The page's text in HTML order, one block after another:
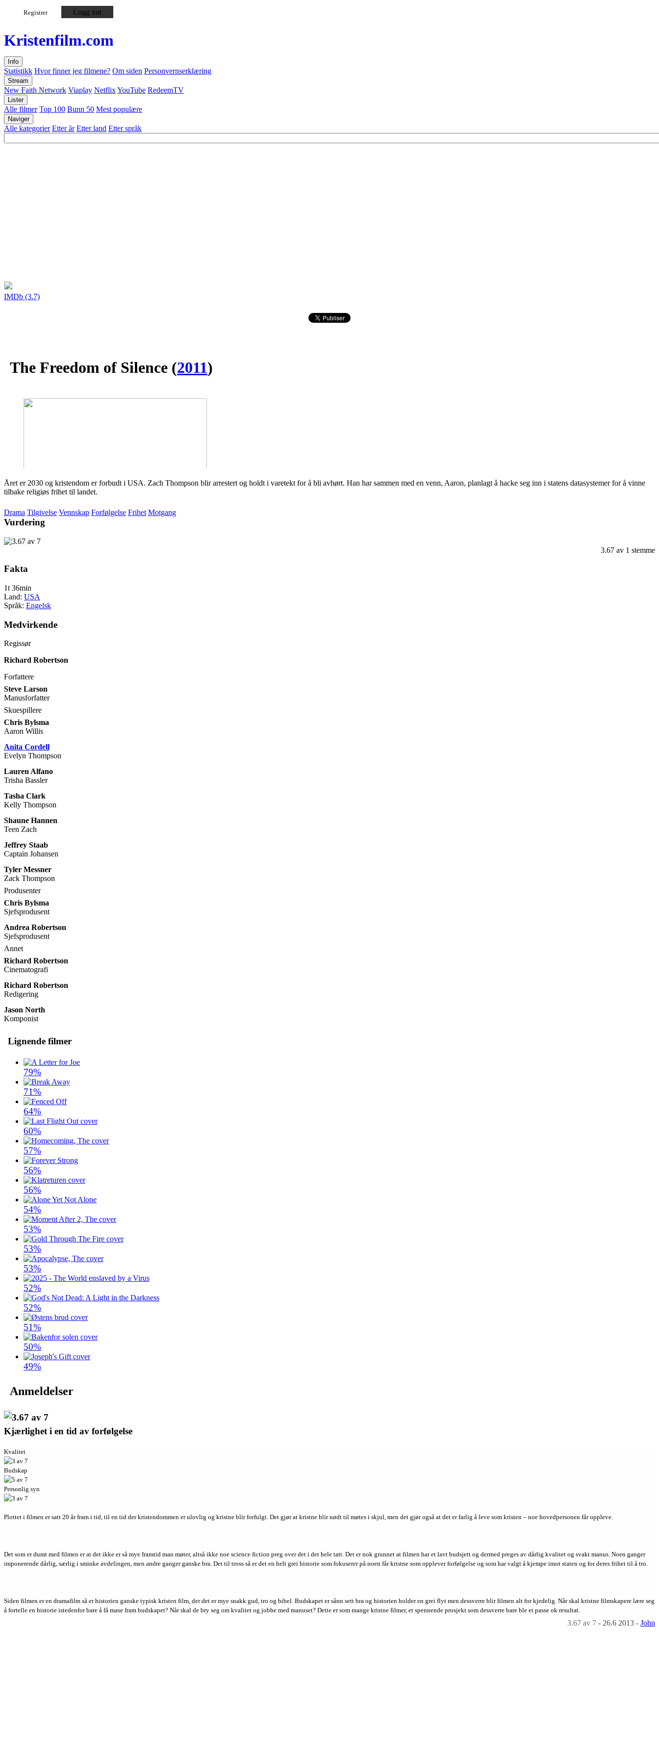
Registrer Logg inn
Kristenfilm.com
Info
Statistikk Hvor finner jeg filmene? Om siden Personvernserklæring
Stream
New Faith Network Viaplay NetflixYouTube RedeemTV
Lister
Alle filmer Top 100 Bunn 50 Mest populære
Naviger
Alle kategorier Etter år Etter land Etter språk
IMDb (3.7)
The Freedom of Silence (2011)
Året er 2030 og kristendom er forbudt i USA. Zach Thompson blir arrestert og holdt i varetekt for å bli avhørt. Han har sammen med en venn, Aaron, planlagt å hacke seg inn i statens datasystemer for å vinne
tilbake religiøs frihet til landet.
Drama Tilgivelse Vennskap Forfølgelse Frihet Motgang
Vurdering
3.67 av 1 stemme
Fakta
1t 36min
Land: USA
Språk: Engelsk
Medvirkende
Regissør
Richard Robertson
Forfattere
Steve Larson
Manusforfatter
Skuespillere
Chris Bylsma
Aaron Willis
Anita Cordell
Evelyn Thompson
Lauren Alfano
Trisha Bassler
Tasha Clark
Kelly Thompson
Shaune Hannen
Teen Zach
Jeffrey Staab
Captain Johansen
Tyler Messner
Zack Thompson
Produsenter
Chris Bylsma
Sjefsprodusent
Andrea Robertson
Sjefsprodusent
Annet
Richard Robertson
Cinematografi
Richard Robertson
Redigering
Jason North
Komponist
Lignende filmer
79%
71%
64%
60%
57%
56%
56%
54%
53%
53%
53%
52%
52%
51%
50%
49%
Anmeldelser
Kjærlighet i en tid av forfølgelse
Kvalitet
Budskap
Personlig syn
Plottet i filmen er satt 20 år fram i tid, til en tid der kristendommen er ulovlig og kristne blir forfulgt. Det gjør at kristne blir nødt til møtes i skjul, men det gjør også at det er farlig å leve som kristen – noe hovedpersonen får oppleve.
Det som er dumt med filmen er at det ikke er så mye framtid man møter, altså ikke noe science fiction preg over det i det hele tatt. Det er nok grunnet at filmen har et lavt budsjett og dermed preges av dårlig kvalitet og svakt manus. Noen ganger
imponerende dårlig, særlig i sminke avdelingen, men andre ganger ganske bra. Det til tross så er det en helt grei historie som fokuserer på noen får kristne som opplever forfølgelse og som har valgt å kjempe imot staten og for deres frihet til å tro.
Siden filmen er en dramafilm så er historien ganske typisk kristen film, der det er mye snakk gud, tro og bibel. Budskapet er sånn sett bra og historien holder en grei flyt men dessverre blir filmen alt for kjedelig. Når skal kristne filmskapere lære seg
å fortelle en historie istedenfor bare å få mase fram budskapet? Når skal de bry seg om kvalitet og jobbe med manuset? Dette er som mange kristne filmer, et spennende prosjekt som dessverre bare ble et passe ok resultat.
3.67 av 7 - 26.6 2013 - John